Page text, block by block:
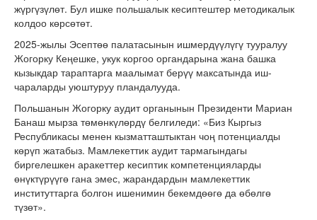
жүргүзүлөт. Бул ишке польшалык кесиптештер методикалык
колдоо көрсөтөт.
2025-жылы Эсептөө палатасынын ишмердүүлүгү тууралуу
Жогорку Кеңешке, укук коргоо органдарына жана башка
кызыкдар тараптарга маалымат берүү максатында иш-
чараларды уюштуруу пландалууда.
Польшанын Жогорку аудит органынын Президенти Мариан
Банаш мырза төмөнкүлөрдү белгиледи: «Биз Кыргыз
Республикасы менен кызматташтыктан чоң потенциалды
көрүп жатабыз. Мамлекеттик аудит тармагындагы
биргелешкен аракеттер кесиптик компетенцияларды
өнүктүрүүгө гана эмес, жарандардын мамлекеттик
институттарга болгон ишенимин бекемдөөгө да өбөлгө
түзөт».